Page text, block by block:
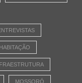
HABITAÇÃO
MOSSORÓ